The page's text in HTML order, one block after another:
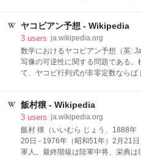
{{半保護編集依頼}}を用いて編集を依
半保護を解除しても問題ない状態に
護の解除を依頼してください。 こ
害に関する情報を扱っています。災
変化していく可能性があり、関連す
せん。 編集の際はウィキペディアが
に留意し、災害分野のプロジェクト
ください。記載内容について話し合
用です。（2026年7月） 本記事に
ヤコビアン予想 - Wikipedia
3 users ja.wikipedia.org
数学におけるヤコビアン予想（英:
写像の可逆性に関する問題である
て、ヤコビ行列式が非零定数なら
った[1]。1939年にはオット・ハイ
の多変数多項式について改めて定式
ヤンカール（英語版）によって、主
の知識で理解できる一方、解決には
して広く知られるようになった。
飯村穣 - Wikipedia
3 users ja.wikipedia.org
飯村 穣（いいむら じょう、1888年
20日 - 1976年（昭和51年）2月21
軍人。最終階級は陸軍中将、栄典は